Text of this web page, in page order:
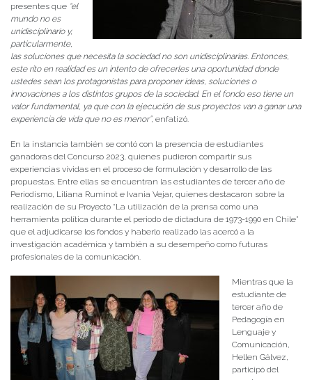
presentes que “el
mundo no es
unidisciplinario y,
particularmente,
las soluciones que necesita la sociedad no son unidisciplinarias. Entonces,
este rito en realidad es un intento de ofrecerles una oportunidad donde
ustedes sean los protagonistas para proponer ideas, soluciones o
innovaciones a los distintos grupos de la sociedad. En el fondo eso tiene un
valor fundamental, ya que con la ejecución de sus proyectos van a ganar una
experiencia de vida que no es menor”, enfatizó.
En la instancia también se contó con la presencia de estudiantes
ganadoras del Concurso 2023, quienes pudieron compartir sus
experiencias vividas en el proceso de formulación y desarrollo de las
propuestas. Entre ellas se encuentran las estudiantes de tercer año de
Periodismo, Liliana Ruminot e Ivania Vejar, quienes destacaron sobre la
realización de su Proyecto “La utilización de la prensa como una
herramienta política durante el periodo de dictadura de 1973-1990 en Chile”
que el adjudicarse los fondos y haberlo realizado las acercó a la
investigación académica y también a su desempeño como futuras
profesionales de la comunicación.
Mientras que la
estudiante de
tercer año de
Pedagogía en
Lenguaje y
Comunicación,
Hellen Gálvez,
participó del